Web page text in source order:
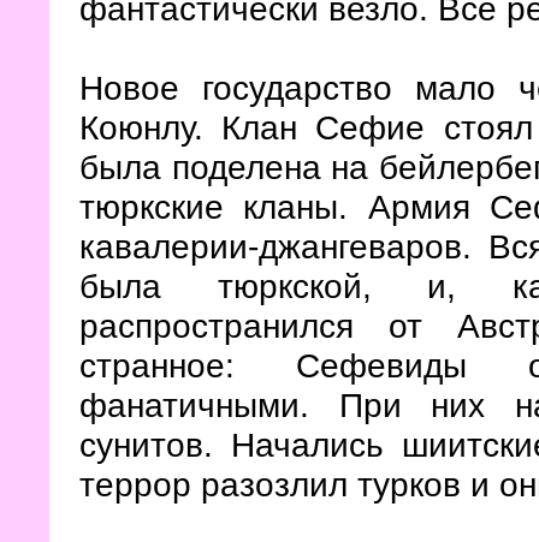
фантастически везло. Все
Новое государство мало
Коюнлу. Клан Сефие
была поделена на
тюркские кланы. Армия
кавалерии-джангеваров.
была тюркской, и,
распространился от
странное: Сефевиды
фанатичными. При них
сунитов. Начались
террор разозлил турков и